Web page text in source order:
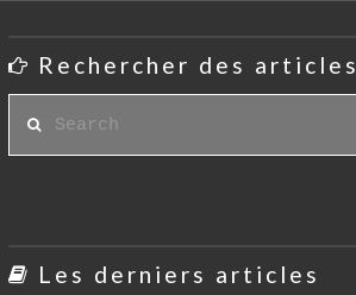
Rechercher des articles
Les derniers articles